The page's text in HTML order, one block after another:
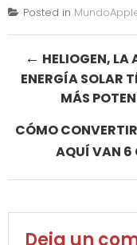
Posted in
Post
navigation
← HELIOGEN, LA
ENERGÍA SOLAR
MÁS
CÓMO
AQUÍ VAN 6
Deja un